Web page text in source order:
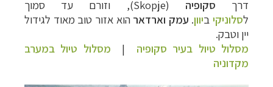
דרך סקופיה (
Skopje), וזורם עד סמוך
לסלוניקי ביוון. עמק וארדאר הוא אזור טוב מאוד לגידול
יין וטבק.
מסלול טיול בעיר סקופיה | מסלול טיול במערב
מקדוניה